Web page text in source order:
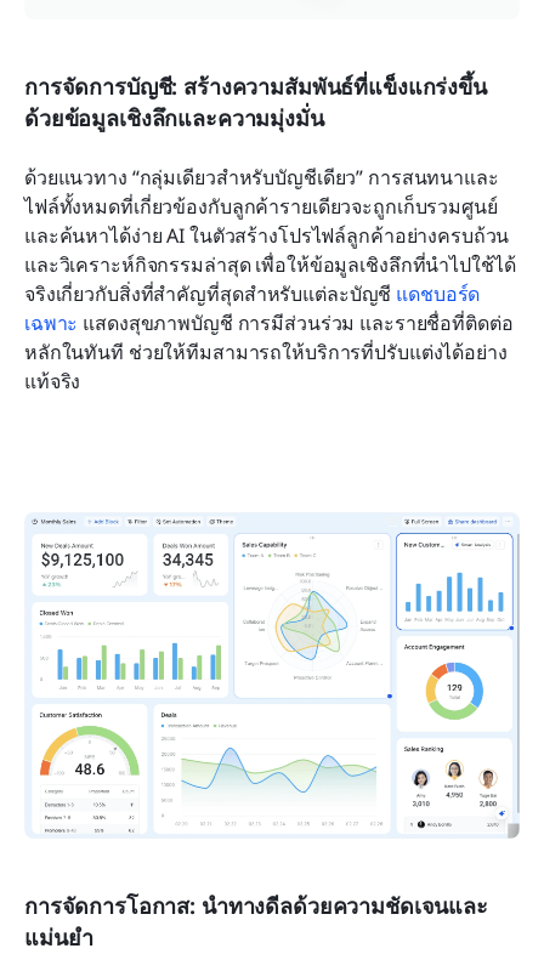
การจัดการบัญชี: สร้างความสัมพันธ์ที่แข็งแกร่งขึ้น
ด้วยข้อมูลเชิงลึกและความมุ่งมั่น
ด้วยแนวทาง “กลุ่มเดียวสำหรับบัญชีเดียว” การสนทนาและ
ไฟล์ทั้งหมดที่เกี่ยวข้องกับลูกค้ารายเดียวจะถูกเก็บรวมศูนย์
และค้นหาได้ง่าย AI ในตัวสร้างโปรไฟล์ลูกค้าอย่างครบถ้วน
และวิเคราะห์กิจกรรมล่าสุด เพื่อให้ข้อมูลเชิงลึกที่นำไปใช้ได้
จริงเกี่ยวกับสิ่งที่สำคัญที่สุดสำหรับแต่ละบัญชี แดชบอร์ด
เฉพาะ แสดงสุขภาพบัญชี การมีส่วนร่วม และรายชื่อที่ติดต่อ
หลักในทันที ช่วยให้ทีมสามารถให้บริการที่ปรับแต่งได้อย่าง
แท้จริง
การจัดการโอกาส: นำทางดีลด้วยความชัดเจนและ
แม่นยำ